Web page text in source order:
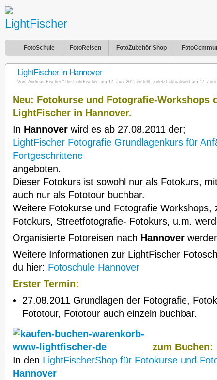
FotoSchule FotoReisen FotoZubehör Shop
LightFischer in Hannover
Von: Andreas Fischer "The LightFischer" am 17. Juni 2011 erstellt. Zuletzt aktualisiert am 17. Juni
Neu: Fotokurse und Fotografie-Workshops
LightFischer in Hannover.
In Hannover wird es ab 27.08.2011 der;
LightFischer Fotografie Grundlagenkurs für
Fortgeschrittene
angeboten.
Dieser Fotokurs ist sowohl nur als Fotokurs,
auch nur als Fototour buchbar.
Weitere Fotokurse und Fotografie Workshops,
Fotokurs, Streetfotografie- Fotokurs, u.m.
Organisierte Fotoreisen nach Hannover
Weitere Informationen zur LightFischer
du hier: Fotoschule Hannover
Erster Termin:
27.08.2011 Grundlagen der Fotografie,
Fototour, Fototour auch einzeln buchbar.
zum Buchen:
In den LightFischerShop für Fotokurse und
Hannover